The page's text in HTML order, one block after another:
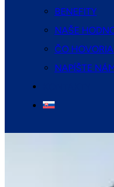
BENEFITY
NAŠE
ČO
NAPÍŠTE